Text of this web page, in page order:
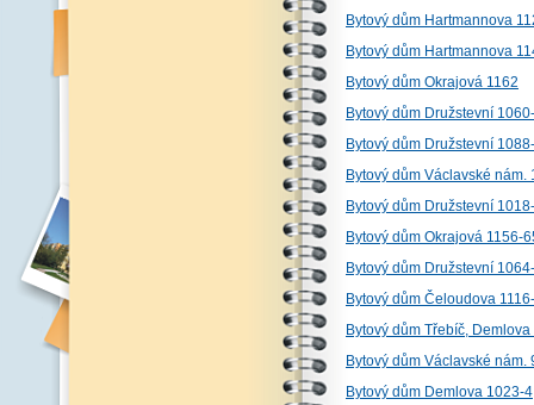
Bytový dům Hartmannova
Bytový dům Hartmannova
Bytový dům Okrajová 1162
Bytový dům Družstevní
Bytový dům Družstevní
Bytový dům Václavské nám.
Bytový dům Družstevní
Bytový dům Okrajová 1156-
Bytový dům Družstevní
Bytový dům Čeloudova
Bytový dům Třebíč,
Bytový dům Václavské nám.
Bytový dům Demlova 1023-4